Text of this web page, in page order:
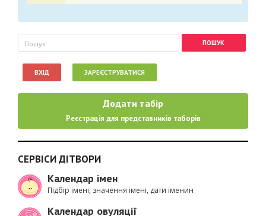
Пошукова форма
Пошук
ВХІД ЗАРЕЄСТРУВАТИСЯ
Додати табір
Реєстрація для представників таборів
СЕРВІСИ ДІТВОРИ
Календар імен
Підбір імені, значення імені, дати іменин
Календар овуляції